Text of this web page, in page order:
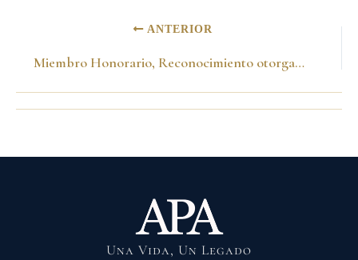
ANTERIOR
Miembro Honorario, Reconocimiento otorgado por el Consejo Argentino para las Relaciones Internacionales. Buenos Aires-Argentina 2000
Una Vida, Un Legado